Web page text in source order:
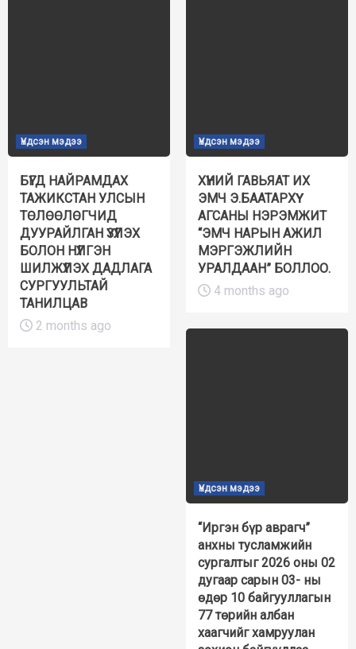
Үндсэн мэдээ
БҮГД НАЙРАМДАХ
ТАЖИКСТАН УЛСЫН
ТӨЛӨӨЛӨГЧИД
ДУУРАЙЛГАН ҮЗҮҮЛЭХ
БОЛОН НҮҮЛГЭН
ШИЛЖҮҮЛЭХ ДАДЛАГА
СУРГУУЛЬТАЙ
ТАНИЛЦАВ
2 months ago
Үндсэн мэдээ
ХҮНИЙ ГАВЬЯАТ ИХ
ЭМЧ Э.БААТАРХҮҮ
АГСАНЫ НЭРЭМЖИТ
“ЭМЧ НАРЫН АЖИЛ
МЭРГЭЖЛИЙН
УРАЛДААН” БОЛЛОО.
4 months ago
Үндсэн мэдээ
“Иргэн бүр аврагч”
анхны тусламжийн
сургалтыг 2026 оны 02
дугаар сарын 03- ны
өдөр 10 байгууллагын
77 төрийн албан
хаагчийг хамруулан